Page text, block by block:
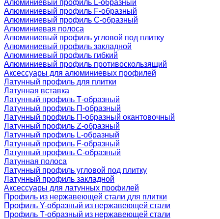
Алюминиевый профиль L-образный
Алюминиевый профиль F-образный
Алюминиевый профиль C-образный
Алюминиевая полоса
Алюминиевый профиль угловой под плитку
Алюминиевый профиль закладной
Алюминиевый профиль гибкий
Алюминиевый профиль противоскользящий
Аксессуары для алюминиевых профилей
Латунный профиль для плитки
Латунная вставка
Латунный профиль Т-образный
Латунный профиль П-образный
Латунный профиль П-образный окантовочный
Латунный профиль Z-образный
Латунный профиль L-образный
Латунный профиль F-образный
Латунный профиль C-образный
Латунная полоса
Латунный профиль угловой под плитку
Латунный профиль закладной
Аксессуары для латунных профилей
Профиль из нержавеющей стали для плитки
Профиль Y-образный из нержавеющей стали
Профиль Т-образный из нержавеющей стали